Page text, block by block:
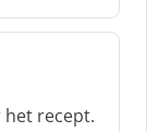
het recept.